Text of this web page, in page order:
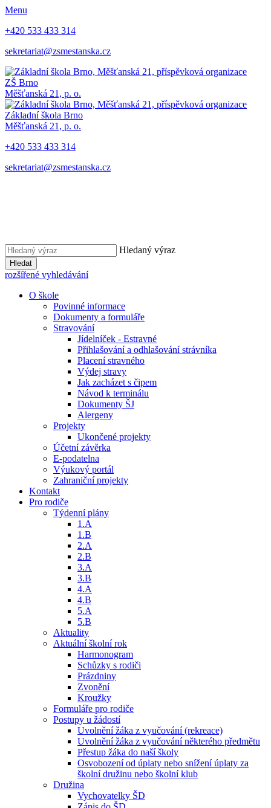
Menu
+420 533 433 314
sekretariat@zsmestanska.cz
ZŠ Brno
Měšťanská 21, p. o.
Základní škola Brno
Měšťanská 21, p. o.
+420 533 433 314
sekretariat@zsmestanska.cz
Hledaný výraz
Hledat
rozšířené vyhledávání
O škole
Povinné informace
Dokumenty a formuláře
Stravování
Jídelníček - Estravné
Přihlašování a odhlašování strávníka
Placení stravného
Výdej stravy
Jak zacházet s čipem
Návod k terminálu
Dokumenty ŠJ
Alergeny
Projekty
Ukončené projekty
Účetní závěrka
E-podatelna
Výukový portál
Zahraniční projekty
Kontakt
Pro rodiče
Týdenní plány
1.A
1.B
2.A
2.B
3.A
3.B
4.A
4.B
5.A
5.B
Aktuality
Aktuální školní rok
Harmonogram
Schůzky s rodiči
Prázdniny
Zvonění
Kroužky
Formuláře pro rodiče
Postupy u žádostí
Uvolnění žáka z vyučování (rekreace)
Uvolnění žáka z vyučování některého předmětu
Přestup žáka do naší školy
Osvobození od úplaty nebo snížení úplaty za
školní družinu nebo školní klub
Družina
Vychovatelky ŠD